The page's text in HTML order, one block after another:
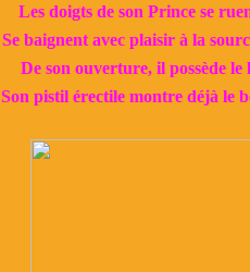
Les doigts de son Prince se
Se baignent avec plaisir à la
De son ouverture, il possède le
Son pistil érectile montre déjà le